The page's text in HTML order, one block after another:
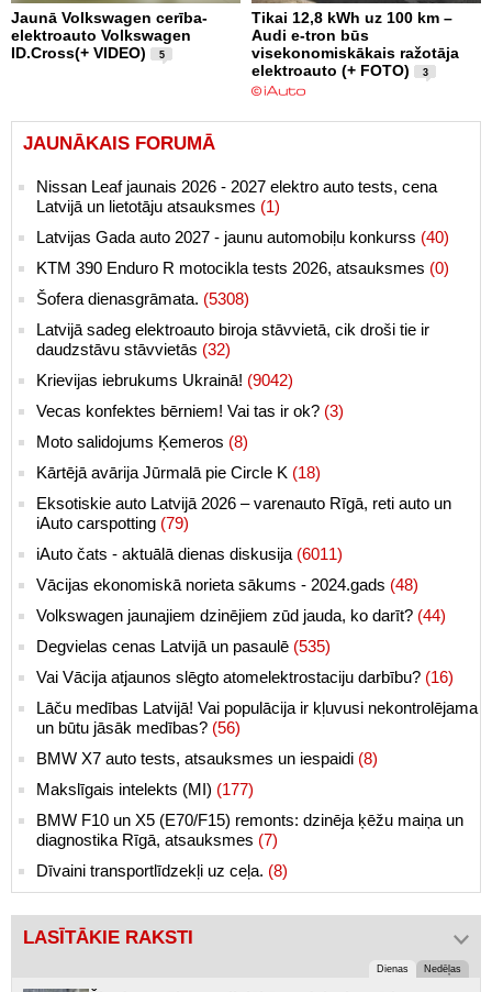
Jaunā Volkswagen cerība-
elektroauto Volkswagen
ID.Cross(+ VIDEO)
5
Tikai 12,8 kWh uz 100 km –
Audi e-tron būs
visekonomiskākais ražotāja
elektroauto (+ FOTO)
3
JAUNĀKAIS FORUMĀ
Nissan Leaf jaunais 2026 - 2027 elektro auto tests, cena
Latvijā un lietotāju atsauksmes (1)
Latvijas Gada auto 2027 - jaunu automobiļu konkurss (40)
KTM 390 Enduro R motocikla tests 2026, atsauksmes (0)
Šofera dienasgrāmata. (5308)
Latvijā sadeg elektroauto biroja stāvvietā, cik droši tie ir
daudzstāvu stāvvietās (32)
Krievijas iebrukums Ukrainā! (9042)
Vecas konfektes bērniem! Vai tas ir ok? (3)
Moto salidojums Ķemeros (8)
Kārtējā avārija Jūrmalā pie Circle K (18)
Eksotiskie auto Latvijā 2026 – varenauto Rīgā, reti auto un
iAuto carspotting (79)
iAuto čats - aktuālā dienas diskusija (6011)
Vācijas ekonomiskā norieta sākums - 2024.gads (48)
Volkswagen jaunajiem dzinējiem zūd jauda, ko darīt? (44)
Degvielas cenas Latvijā un pasaulē (535)
Vai Vācija atjaunos slēgto atomelektrostaciju darbību? (16)
Lāču medības Latvijā! Vai populācija ir kļuvusi nekontrolējama
un būtu jāsāk medības? (56)
BMW X7 auto tests, atsauksmes un iespaidi (8)
Makslīgais intelekts (MI) (177)
BMW F10 un X5 (E70/F15) remonts: dzinēja ķēžu maiņa un
diagnostika Rīgā, atsauksmes (7)
Dīvaini transportlīdzekļi uz ceļa. (8)
LASĪTĀKIE RAKSTI
Dienas Nedēļas